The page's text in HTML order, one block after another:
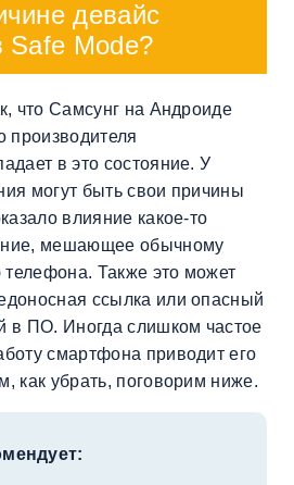
девайс
Safe Mode?
что Самсунг на Андроиде
производителя
в это состояние. У
могут быть свои причины
влияние какое-то
мешающее обычному
Также это может
ссылка или опасный
в ПО. Иногда слишком частое
смартфона приводит его
как убрать, поговорим ниже.